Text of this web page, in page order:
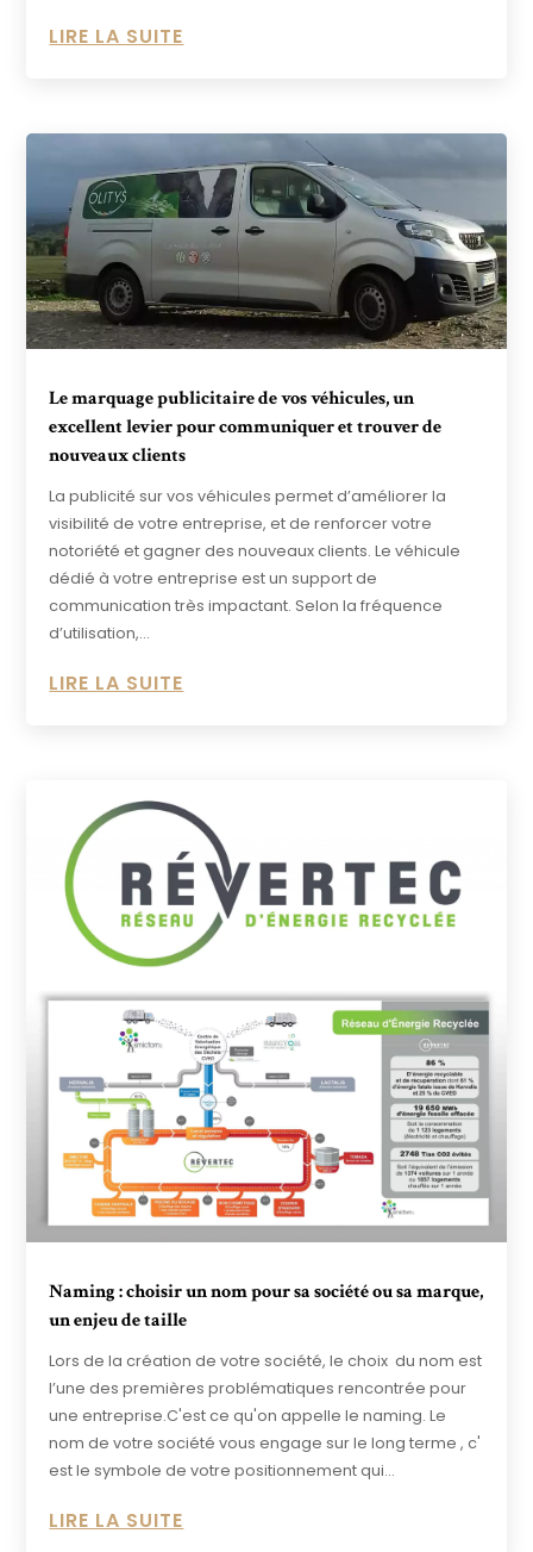
LIRE LA SUITE
Le marquage publicitaire de vos véhicules, un
excellent levier pour communiquer et trouver de
nouveaux clients
La publicité sur vos véhicules permet d’améliorer la
visibilité de votre entreprise, et de renforcer votre
notoriété et gagner des nouveaux clients. Le véhicule
dédié à votre entreprise est un support de
communication très impactant. Selon la fréquence
d’utilisation,...
LIRE LA SUITE
Naming : choisir un nom pour sa société ou sa marque,
un enjeu de taille
Lors de la création de votre société, le choix du nom est
l’une des premières problématiques rencontrée pour
une entreprise.C'est ce qu'on appelle le naming. Le
nom de votre société vous engage sur le long terme , c'
est le symbole de votre positionnement qui...
LIRE LA SUITE